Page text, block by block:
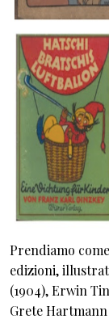
Prendiamo
edizioni,
(1904), Erwin
Grete